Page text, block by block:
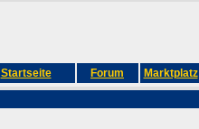
Startseite Forum Marktplatz